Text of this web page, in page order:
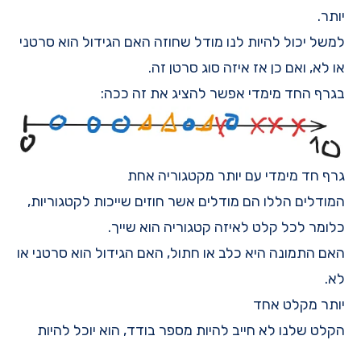
יותר.
למשל יכול להיות לנו מודל שחוזה האם הגידול הוא סרטני
או לא, ואם כן אז איזה סוג סרטן זה.
בגרף החד מימדי אפשר להציג את זה ככה:
גרף חד מימדי עם יותר מקטגוריה אחת
המודלים הללו הם מודלים אשר חוזים שייכות לקטגוריות,
כלומר לכל קלט לאיזה קטגוריה הוא שייך.
האם התמונה היא כלב או חתול, האם הגידול הוא סרטני או
לא.
יותר מקלט אחד
הקלט שלנו לא חייב להיות מספר בודד, הוא יוכל להיות